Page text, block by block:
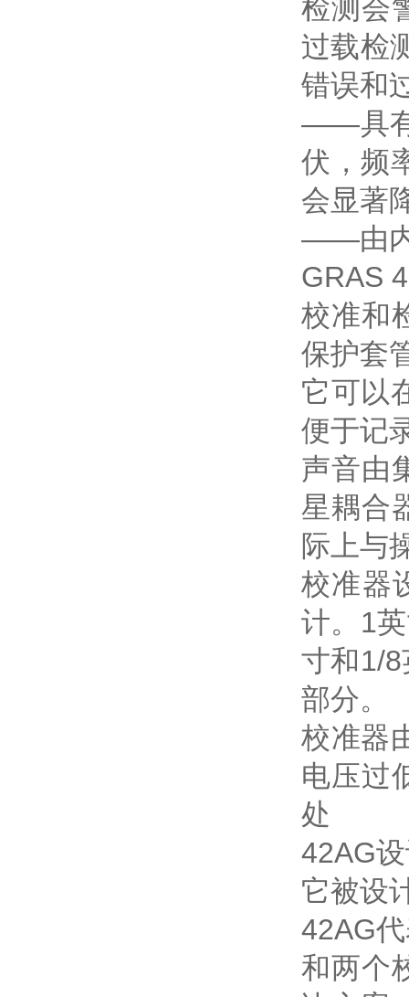
检测会
过载检
错误和
——具有
伏，频
会显著
——由内
GRAS
校准和
保护套
它可以
便于记
声音由
星耦合
际上与
校准器
计。1
寸和1/
部分。
校准器
电压过
处
42AG
它被设
42AG
和两个